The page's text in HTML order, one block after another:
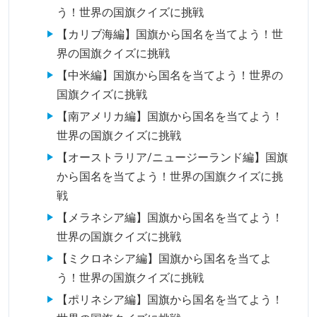
う！世界の国旗クイズに挑戦
【カリブ海編】国旗から国名を当てよう！世
界の国旗クイズに挑戦
【中米編】国旗から国名を当てよう！世界の
国旗クイズに挑戦
【南アメリカ編】国旗から国名を当てよう！
世界の国旗クイズに挑戦
【オーストラリア/ニュージーランド編】国旗
から国名を当てよう！世界の国旗クイズに挑
戦
【メラネシア編】国旗から国名を当てよう！
世界の国旗クイズに挑戦
【ミクロネシア編】国旗から国名を当てよ
う！世界の国旗クイズに挑戦
【ポリネシア編】国旗から国名を当てよう！